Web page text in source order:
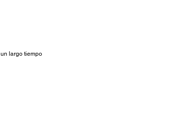
largo tiempo